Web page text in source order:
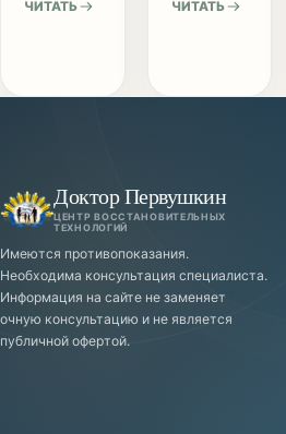
ЧИТАТЬ ЧИТАТЬ
Доктор Первушкин
ЦЕНТР ВОССТАНОВИТЕЛЬНЫХ
ТЕХНОЛОГИЙ
Имеются противопоказания.
Необходима консультация специалиста.
Информация на сайте не заменяет
очную консультацию и не является
публичной офертой.